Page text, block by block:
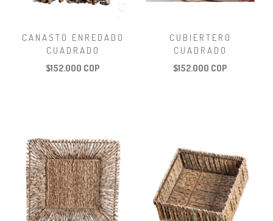
CANASTO ENREDADO
CUADRADO
$152.000 COP
CUBIERTERO
CUADRADO
$152.000 COP